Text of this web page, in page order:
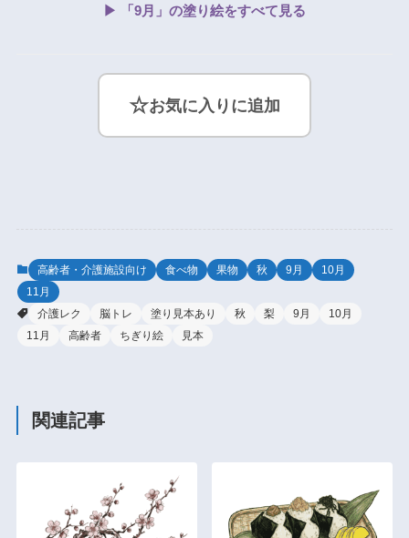
▶ 「9月」の塗り絵をすべて見る
☆お気に入りに追加
高齢者・介護施設向け 食べ物 果物 秋 9月
10月
11月
介護レク
脳トレ 塗り見本あり 秋 梨 9月
10月
11月
高齢者 ちぎり絵 見本
関連記事